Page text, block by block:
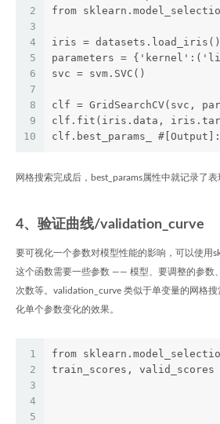
2
3
4
5
6
7
8
9
10
from
iris = datasets.load_iris()
parameters =
svc = svm.SVC()
clf = GridSearchCV(svc,
clf.fit(iris.data,
clf.best_params_
网格搜索完成后，best_params属性中就记录了表
4、验证曲线/validation_curve
要可视化一个参数对模型性能的影响，可以使用
这个函数需要一些参数 —— 模型、要调整的参数
次数等。validation_curve 类似于单变量的网格
化单个参数变化的效果。
1
2
3
4
5
from
train_scores, valid_scores